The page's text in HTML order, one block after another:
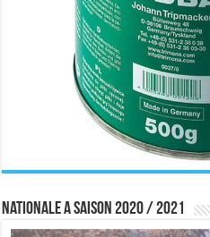
Nationale A saison 2020 / 2021